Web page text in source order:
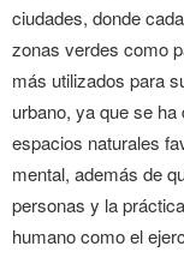
ciudades, donde
zonas verdes como
más utilizados para
urbano, ya que se
espacios naturales
mental, además de
personas y la
humano como el